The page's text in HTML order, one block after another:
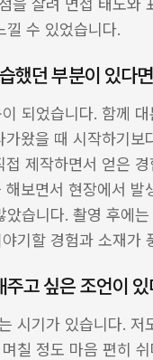
을 살려 면접 태도와
낄 수 있었습니다.
했던 부분이 있다
되었습니다. 함께
왔을 때 시작하기
제작하면서 얻은
보면서 현장에서 발
습니다. 촬영 후에
기할 경험과 소재가
고 싶은 조언이
시기가 있습니다.
칠 정도 마음 편히